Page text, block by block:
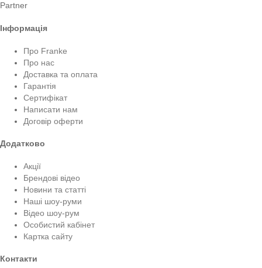
Partner
Інформація
Про Franke
Про нас
Доставка та оплата
Гарантія
Сертифікат
Написати нам
Договір оферти
Додатково
Акції
Брендові відео
Новини та статті
Наші шоу-руми
Відео шоу-рум
Особистий кабінет
Картка сайту
Контакти